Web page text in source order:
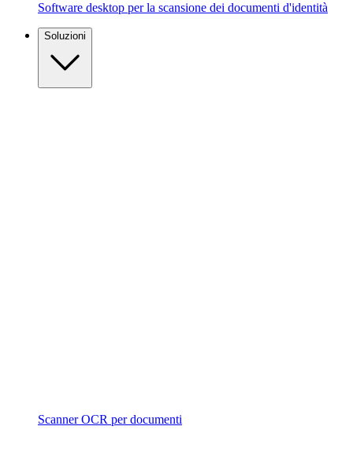
Software desktop per la scansione dei documenti d'identità
Soluzioni
Scanner OCR per documenti